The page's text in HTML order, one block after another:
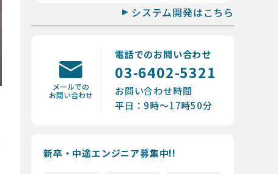
システム開発はこちら
メールでの
お問い合わせ
電話でのお問い合わせ
03-6402-5321
お問い合わせ時間
平日：9時～17時50分
新卒・中途エンジニア募集中!!